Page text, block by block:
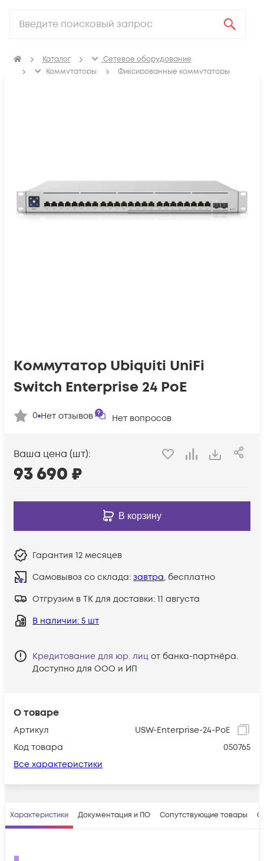
Каталог
Сетевое оборудование
Коммутаторы
Фиксированные коммутаторы
О товаре
Артикул
USW-Enterprise-24-PoE
Код товара
050765
Все характеристики
Коммутатор Ubiquiti UniFi
Switch Enterprise 24 PoE
0 Нет отзывов Нет вопросов
Ваша цена (шт):
93 690 ₽
В корзину
Гарантия 12 месяцев
Самовывоз со склада: завтра, бесплатно
Отгрузим в ТК для доставки: 11 августа
В наличии: 5 шт
Кредитование для юр. лиц от банка-партнёра.
Доступно для ООО и ИП
Характеристики Документация и ПО Сопутствующие товары